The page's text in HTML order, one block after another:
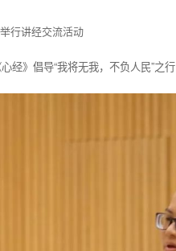
经》倡导“我将无我，不负人民”之行